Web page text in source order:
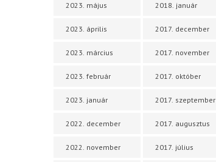
2023. május
2023. április
2023. március
2023. február
2023. január
2022. december
2022. november
2018. január
2017. december
2017. november
2017. október
2017. szeptember
2017. augusztus
2017. július